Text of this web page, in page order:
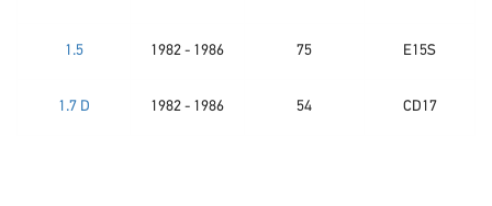
1.5 1982 - 1986 75 E15S
1.7 D 1982 - 1986 54 CD17